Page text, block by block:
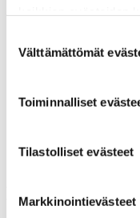
myöhemmin
valinta
Välttämättömät
Toiminnalliset
Tilastolliset evästeet
Markkinointievästeet
Muut ostivat